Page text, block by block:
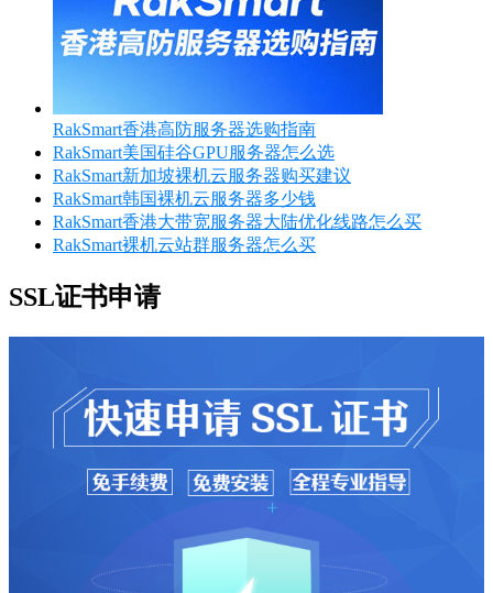
RakSmart香港高防服务器选购指南
RakSmart美国硅谷GPU服务器怎么选
RakSmart新加坡裸机云服务器购买建议
RakSmart韩国裸机云服务器多少钱
RakSmart香港大带宽服务器大陆优化线路怎么买
RakSmart裸机云站群服务器怎么买
SSL证书申请